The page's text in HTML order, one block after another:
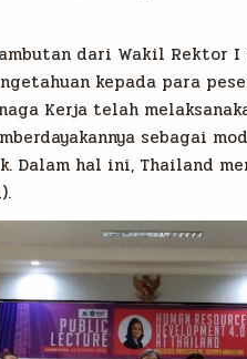
dari Wakil Rektor I
kepada para
Kerja telah
sebagai
Dalam hal ini, Thailand